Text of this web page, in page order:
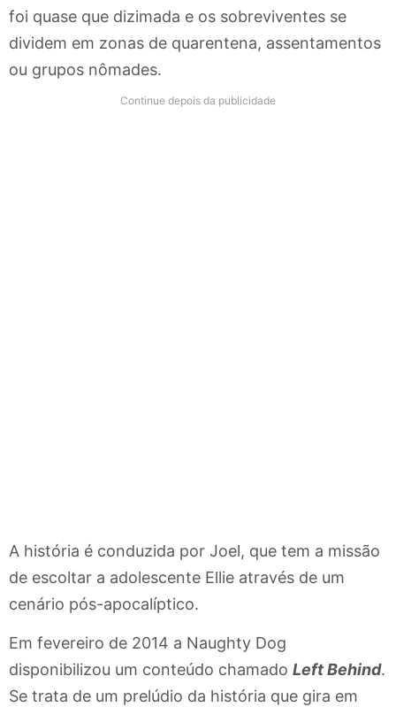
foi quase que dizimada e os sobreviventes se
dividem em zonas de quarentena, assentamentos
ou grupos nômades.
Continue depois da publicidade
A história é conduzida por Joel, que tem a missão
de escoltar a adolescente Ellie através de um
cenário pós-apocalíptico.
Em fevereiro de 2014 a Naughty Dog
disponibilizou um conteúdo chamado Left Behind.
Se trata de um prelúdio da história que gira em